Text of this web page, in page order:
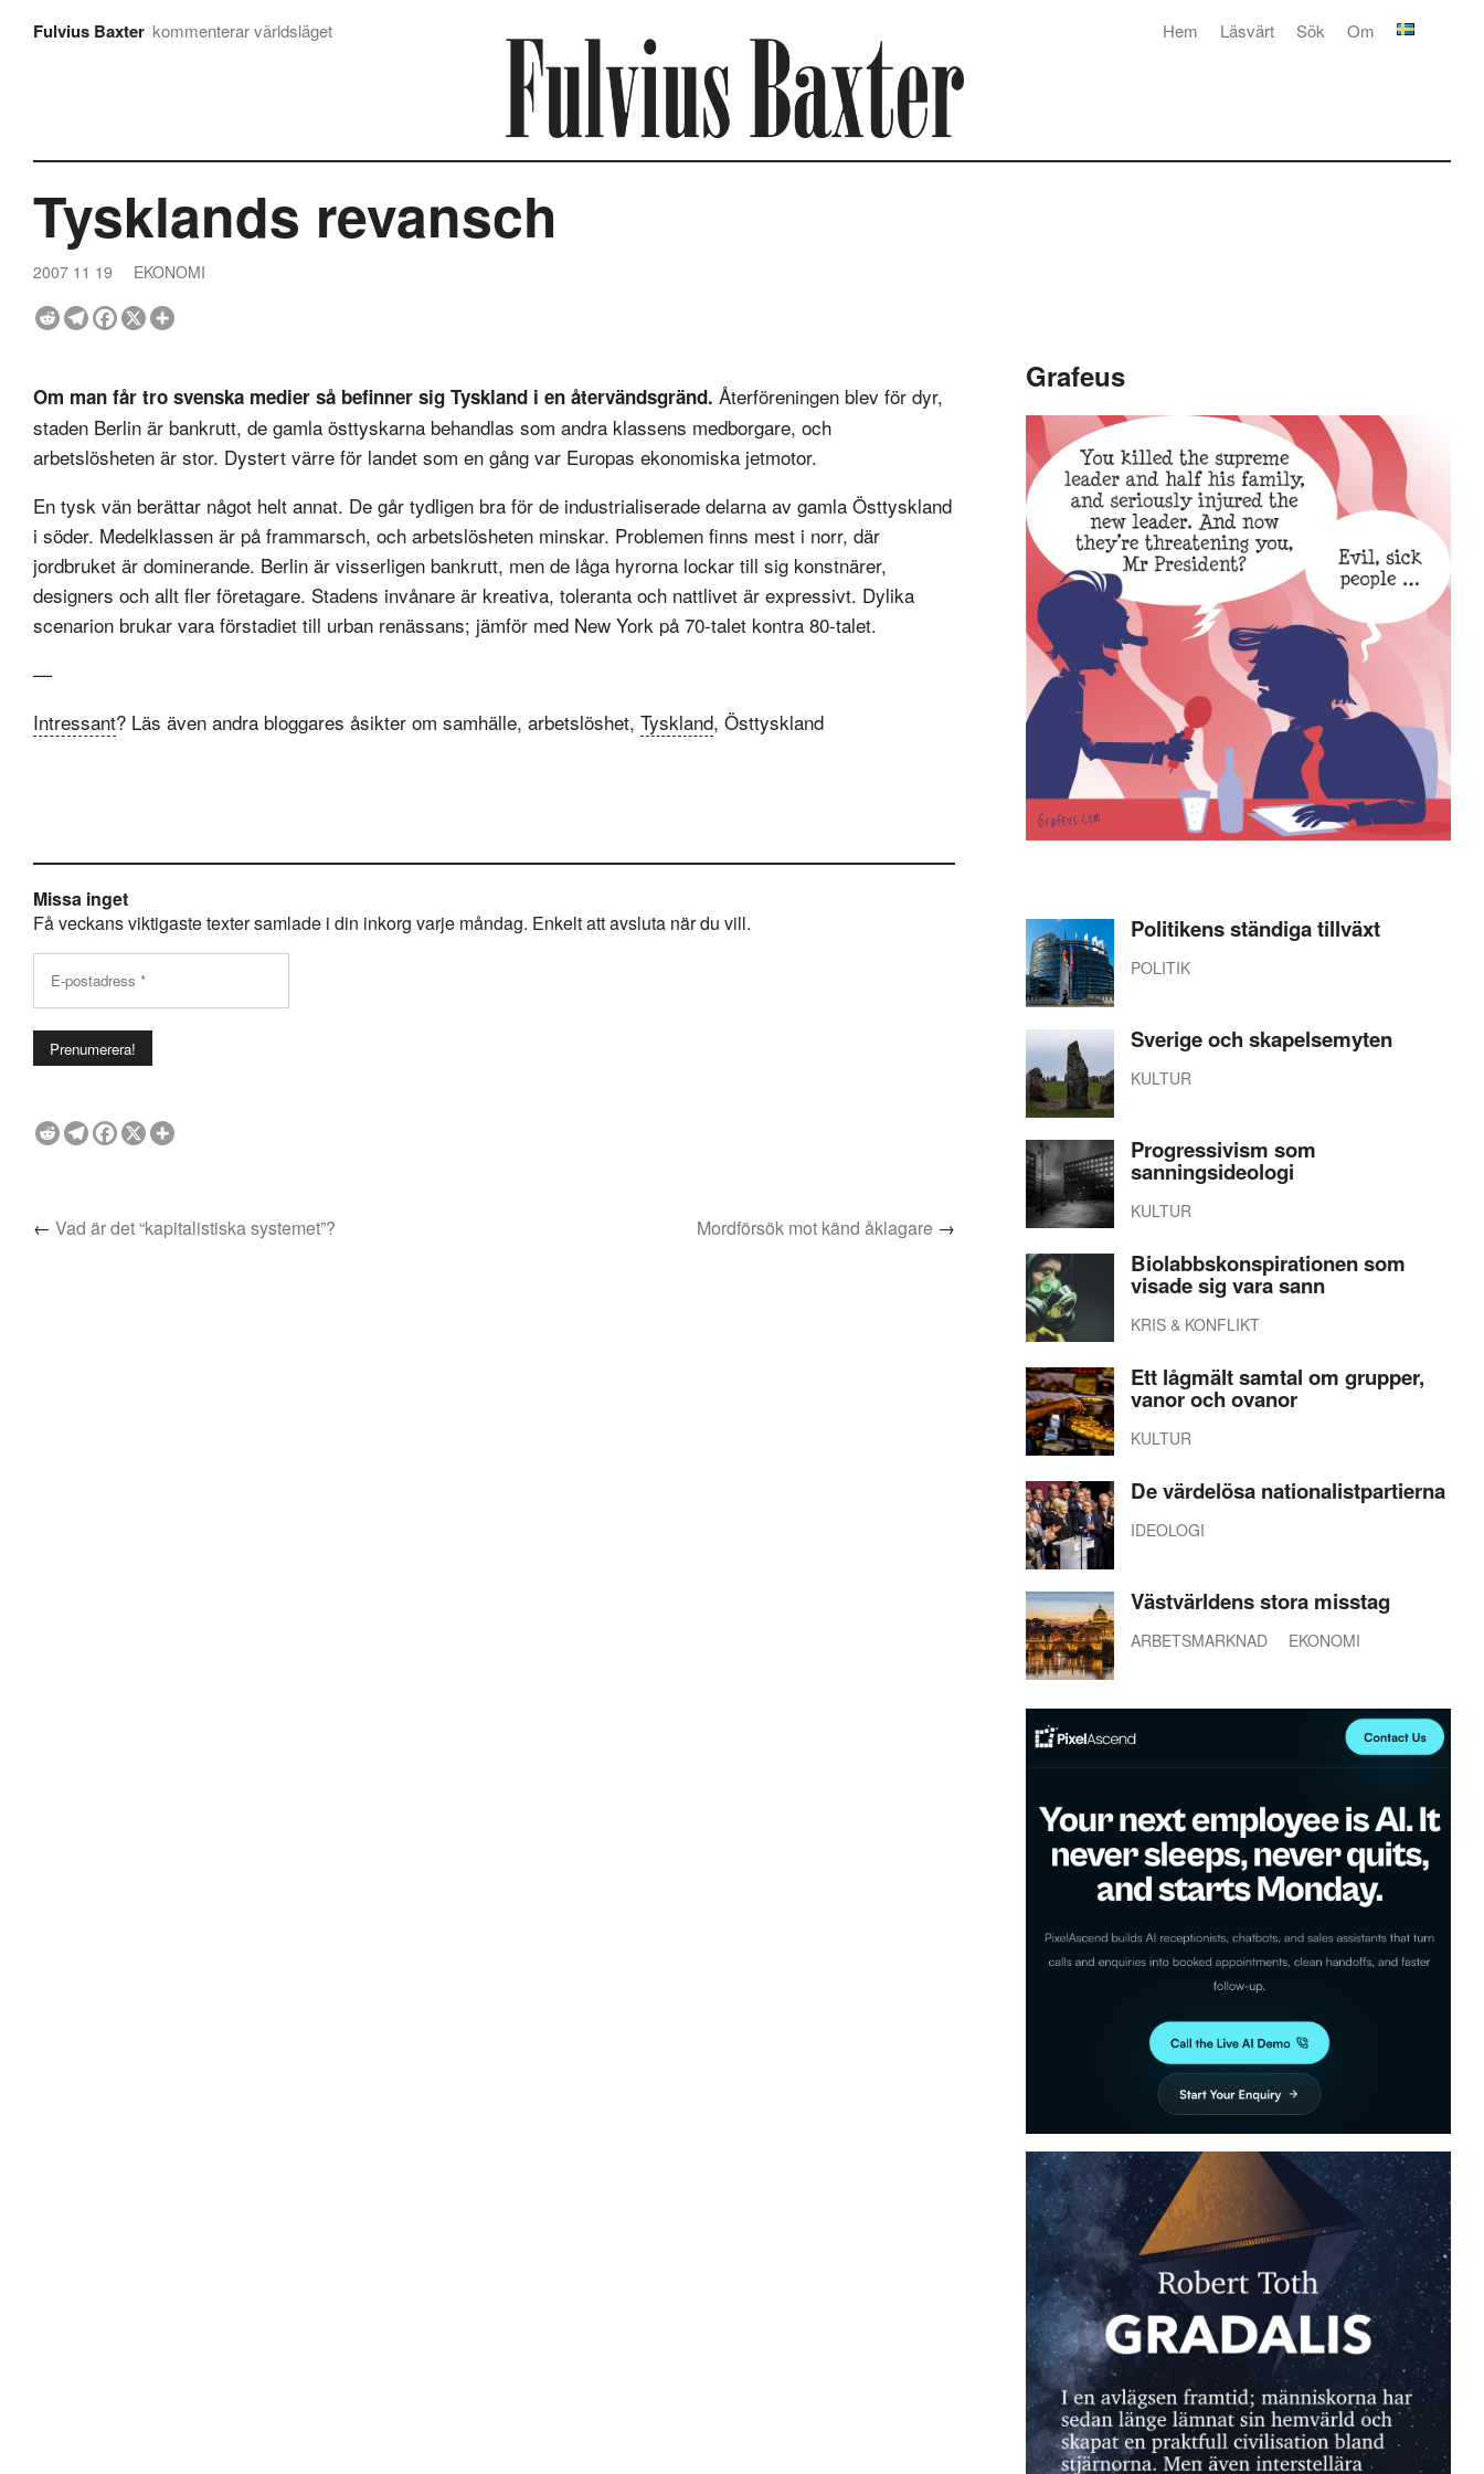
Fulvius Baxter kommenterar världsläget Om
Sök
Läsvärt
Hem
Tysklands revansch
2007 11 19 EKONOMI
Om man får tro svenska medier så befinner sig Tyskland i en återvändsgränd. Återföreningen blev för dyr,
staden Berlin är bankrutt, de gamla östtyskarna behandlas som andra klassens medborgare, och
arbetslösheten är stor. Dystert värre för landet som en gång var Europas ekonomiska jetmotor.
En tysk vän berättar något helt annat. De går tydligen bra för de industrialiserade delarna av gamla Östtyskland
i söder. Medelklassen är på frammarsch, och arbetslösheten minskar. Problemen finns mest i norr, där
jordbruket är dominerande. Berlin är visserligen bankrutt, men de låga hyrorna lockar till sig konstnärer,
designers och allt fler företagare. Stadens invånare är kreativa, toleranta och nattlivet är expressivt. Dylika
scenarion brukar vara förstadiet till urban renässans; jämför med New York på 70-talet kontra 80-talet.
—
Intressant? Läs även andra bloggares åsikter om samhälle, arbetslöshet, Tyskland, Östtyskland
Missa inget
Få veckans viktigaste texter samlade i din inkorg varje måndag. Enkelt att avsluta när du vill.
← Vad är det “kapitalistiska systemet”? Mordförsök mot känd åklagare→
Grafeus
Politikens ständiga tillväxt
POLITIK
Sverige och skapelsemyten
KULTUR
Progressivism som
sanningsideologi
KULTUR
Biolabbskonspirationen som
visade sig vara sann
KRIS & KONFLIKT
Ett lågmält samtal om grupper,
vanor och ovanor
KULTUR
De värdelösa nationalistpartierna
IDEOLOGI
Västvärldens stora misstag
ARBETSMARKNAD EKONOMI